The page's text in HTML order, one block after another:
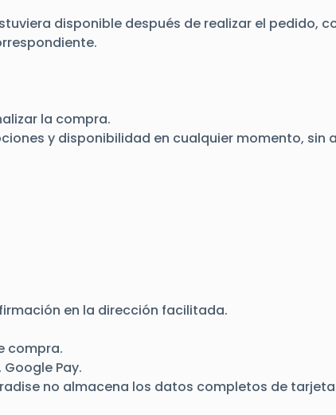
disponible después de realizar el pedido,
la compra.
y disponibilidad en cualquier momento,
en la dirección facilitada.
compra.
Pay.
no almacena los datos completos de